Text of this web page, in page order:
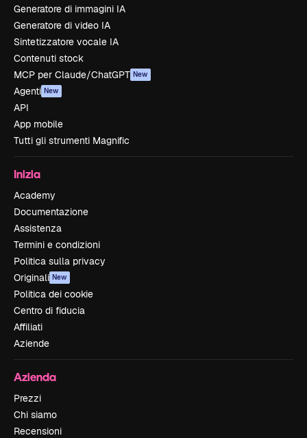
Generatore di immagini IA
Generatore di video IA
Sintetizzatore vocale IA
Contenuti stock
MCP per Claude/ChatGPT New
Agenti New
API
App mobile
Tutti gli strumenti Magnific
Inizia
Academy
Documentazione
Assistenza
Termini e condizioni
Politica sulla privacy
Originali New
Politica dei cookie
Centro di fiducia
Affiliati
Aziende
Azienda
Prezzi
Chi siamo
Recensioni